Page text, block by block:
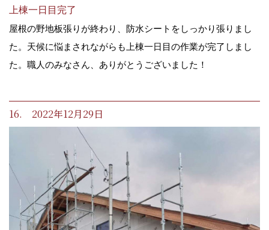
上棟一日目完了
屋根の野地板張りが終わり、防水シートをしっかり張りまし
た。天候に悩まされながらも上棟一日目の作業が完了しまし
た。職人のみなさん、ありがとうございました！
16. 2022年12月29日